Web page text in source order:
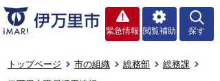
緊急情報 閲覧補助 探す
トップページ 市の組織 総務部
総務課